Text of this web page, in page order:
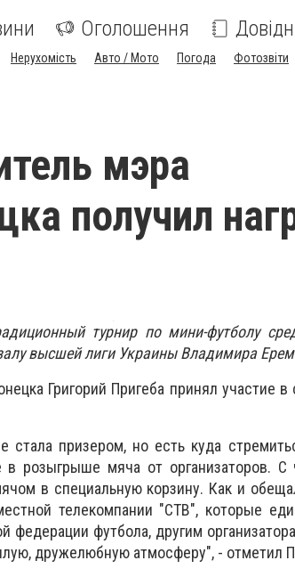
Оголошення
Нерухомість Авто / Мото Погода Фотозвіти
мэра
получил
турнир по мини-футболу
высшей лиги Украины Владимира
Григорий Пригеба принял участие
призером, но есть куда
в розыгрыше мяча от организаторов. С
в специальную корзину. Как и
телекомпании "СТВ", которые
федерации футбола, другим
дружелюбную атмосферу", - отметил